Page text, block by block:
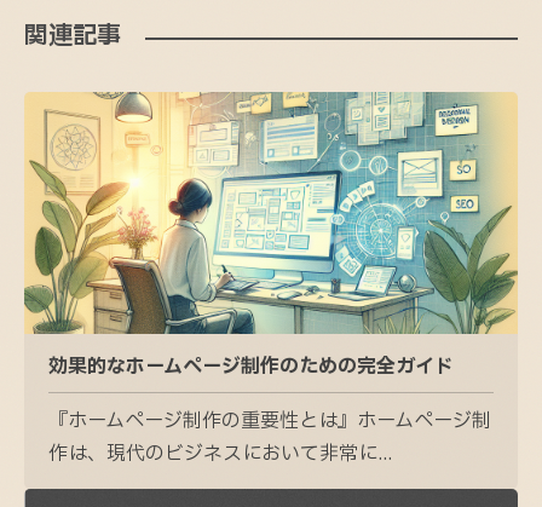
関連記事
効果的なホームページ制作のための完全ガイド
『ホームページ制作の重要性とは』ホームページ制
作は、現代のビジネスにおいて非常に...